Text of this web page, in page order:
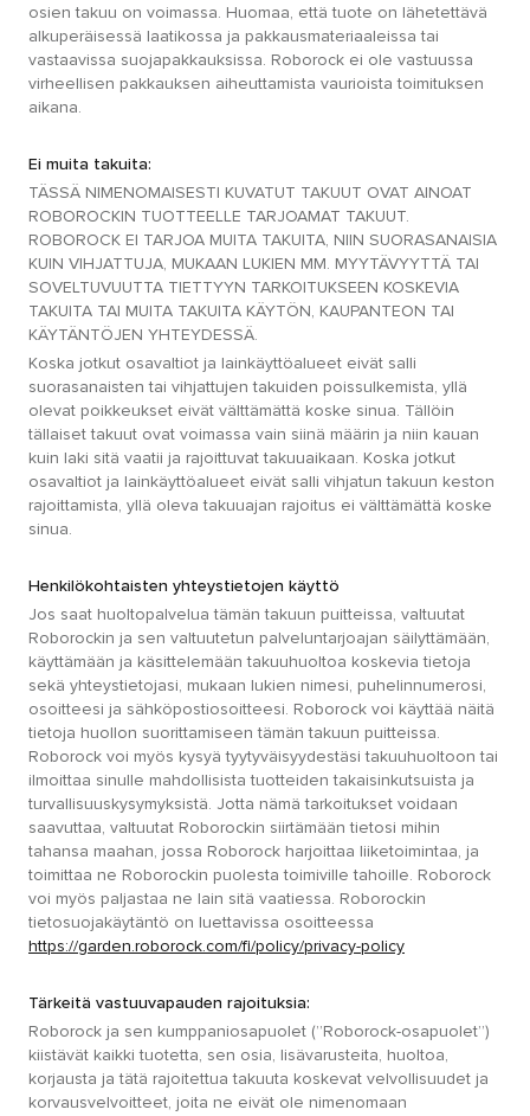
osien takuu on voimassa. Huomaa, että tuote on lähetettävä
alkuperäisessä laatikossa ja pakkausmateriaaleissa tai
vastaavissa suojapakkauksissa. Roborock ei ole vastuussa
virheellisen pakkauksen aiheuttamista vaurioista toimituksen
aikana.
Ei muita takuita:
TÄSSÄ NIMENOMAISESTI KUVATUT TAKUUT OVAT AINOAT
ROBOROCKIN TUOTTEELLE TARJOAMAT TAKUUT.
ROBOROCK EI TARJOA MUITA TAKUITA, NIIN SUORASANAISIA
KUIN VIHJATTUJA, MUKAAN LUKIEN MM. MYYTÄVYYTTÄ TAI
SOVELTUVUUTTA TIETTYYN TARKOITUKSEEN KOSKEVIA
TAKUITA TAI MUITA TAKUITA KÄYTÖN, KAUPANTEON TAI
KÄYTÄNTÖJEN YHTEYDESSÄ.
Koska jotkut osavaltiot ja lainkäyttöalueet eivät salli
suorasanaisten tai vihjattujen takuiden poissulkemista, yllä
olevat poikkeukset eivät välttämättä koske sinua. Tällöin
tällaiset takuut ovat voimassa vain siinä määrin ja niin kauan
kuin laki sitä vaatii ja rajoittuvat takuuaikaan. Koska jotkut
osavaltiot ja lainkäyttöalueet eivät salli vihjatun takuun keston
rajoittamista, yllä oleva takuuajan rajoitus ei välttämättä koske
sinua.
Henkilökohtaisten yhteystietojen käyttö
Jos saat huoltopalvelua tämän takuun puitteissa, valtuutat
Roborockin ja sen valtuutetun palveluntarjoajan säilyttämään,
käyttämään ja käsittelemään takuuhuoltoa koskevia tietoja
sekä yhteystietojasi, mukaan lukien nimesi, puhelinnumerosi,
osoitteesi ja sähköpostiosoitteesi. Roborock voi käyttää näitä
tietoja huollon suorittamiseen tämän takuun puitteissa.
Roborock voi myös kysyä tyytyväisyydestäsi takuuhuoltoon tai
ilmoittaa sinulle mahdollisista tuotteiden takaisinkutsuista ja
turvallisuuskysymyksistä. Jotta nämä tarkoitukset voidaan
saavuttaa, valtuutat Roborockin siirtämään tietosi mihin
tahansa maahan, jossa Roborock harjoittaa liiketoimintaa, ja
toimittaa ne Roborockin puolesta toimiville tahoille. Roborock
voi myös paljastaa ne lain sitä vaatiessa. Roborockin
tietosuojakäytäntö on luettavissa osoitteessa
https://garden.roborock.com/fi/policy/privacy-policy
Tärkeitä vastuuvapauden rajoituksia:
Roborock ja sen kumppaniosapuolet (”Roborock-osapuolet”)
kiistävät kaikki tuotetta, sen osia, lisävarusteita, huoltoa,
korjausta ja tätä rajoitettua takuuta koskevat velvollisuudet ja
korvausvelvoitteet, joita ne eivät ole nimenomaan